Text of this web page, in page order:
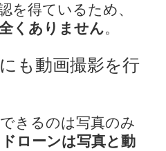
を得ているため、
くありません。
も動画撮影を行
きるのは写真のみ
ドローンは写真と動